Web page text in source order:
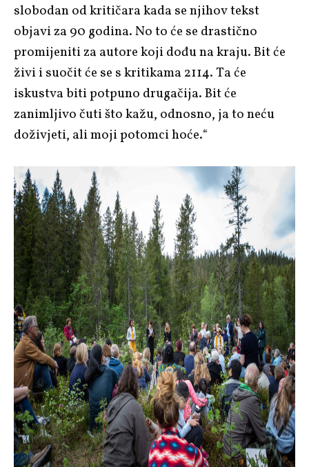
slobodan od kritičara kada se njihov tekst
objavi za 90 godina. No to će se drastično
promijeniti za autore koji dođu na kraju. Bit će
živi i suočit će se s kritikama 2114. Ta će
iskustva biti potpuno drugačija. Bit će
zanimljivo čuti što kažu, odnosno, ja to neću
doživjeti, ali moji potomci hoće.“